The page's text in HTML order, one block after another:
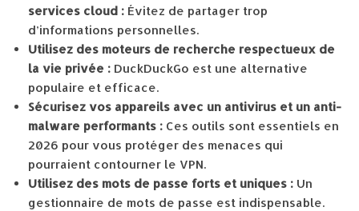
services cloud : Évitez de partager trop
d’informations personnelles.
Utilisez des moteurs de recherche respectueux de
la vie privée : DuckDuckGo est une alternative
populaire et efficace.
Sécurisez vos appareils avec un antivirus et un anti-
malware performants : Ces outils sont essentiels en
2026 pour vous protéger des menaces qui
pourraient contourner le VPN.
Utilisez des mots de passe forts et uniques : Un
gestionnaire de mots de passe est indispensable.